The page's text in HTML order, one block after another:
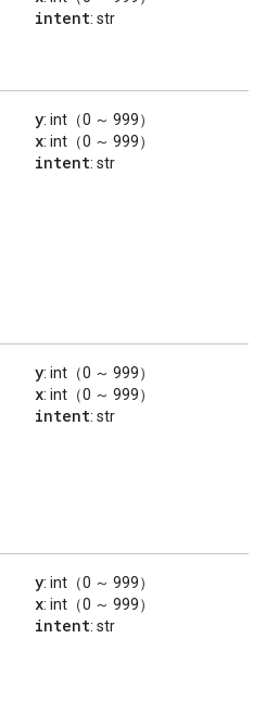
intent: str
y: int（0 ～ 999）
x: int（0 ～ 999）
intent: str
y: int（0 ～ 999）
x: int（0 ～ 999）
intent: str
y: int（0 ～ 999）
x: int（0 ～ 999）
intent: str